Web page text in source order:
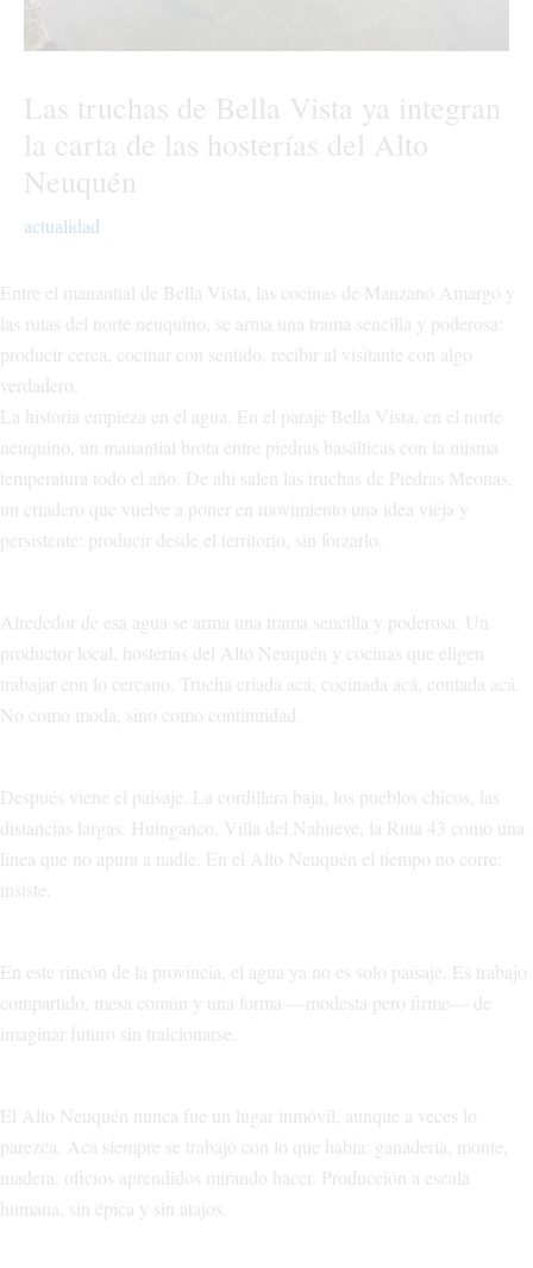
Las truchas de Bella Vista ya integran
la carta de las hosterías del Alto
Neuquén
actualidad
Entre el manantial de Bella Vista, las cocinas de Manzano Amargo y
las rutas del norte neuquino, se arma una trama sencilla y poderosa:
producir cerca, cocinar con sentido, recibir al visitante con algo
verdadero.
La historia empieza en el agua. En el paraje Bella Vista, en el norte
neuquino, un manantial brota entre piedras basálticas con la misma
temperatura todo el año. De ahí salen las truchas de Piedras Meonas,
un criadero que vuelve a poner en movimiento una idea vieja y
persistente: producir desde el territorio, sin forzarlo.
Alrededor de esa agua se arma una trama sencilla y poderosa. Un
productor local, hosterías del Alto Neuquén y cocinas que eligen
trabajar con lo cercano. Trucha criada acá, cocinada acá, contada acá.
No como moda, sino como continuidad.
Después viene el paisaje. La cordillera baja, los pueblos chicos, las
distancias largas. Huinganco, Villa del Nahueve, la Ruta 43 como una
línea que no apura a nadie. En el Alto Neuquén el tiempo no corre:
insiste.
En este rincón de la provincia, el agua ya no es solo paisaje. Es trabajo
compartido, mesa común y una forma —modesta pero firme— de
imaginar futuro sin traicionarse.
El Alto Neuquén nunca fue un lugar inmóvil, aunque a veces lo
parezca. Acá siempre se trabajó con lo que había: ganadería, monte,
madera, oficios aprendidos mirando hacer. Producción a escala
humana, sin épica y sin atajos.